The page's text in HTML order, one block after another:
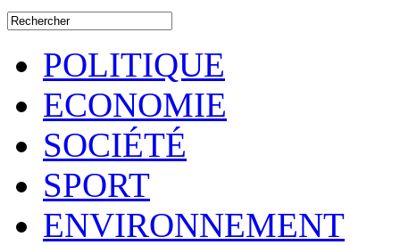
POLITIQUE
ECONOMIE
SOCIÉTÉ
SPORT
ENVIRONNEMENT